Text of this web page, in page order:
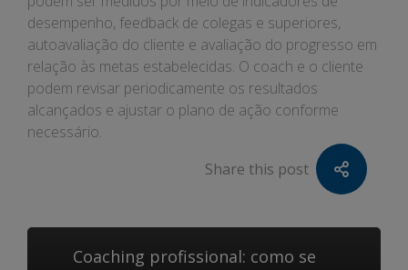
desempenho, feedback de colegas e superiores,
autoavaliação do cliente e avaliação do progresso em
relação às metas estabelecidas. O coach e o cliente
podem revisar periodicamente os resultados
alcançados e ajustar o plano de ação conforme
necessário.
Share this post
Coaching profissional: como se